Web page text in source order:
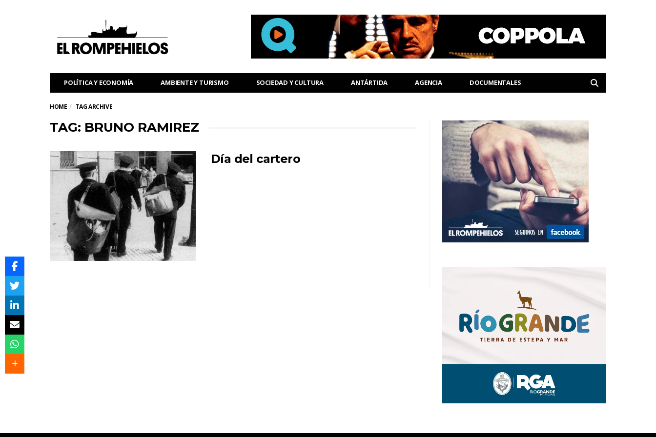
POLÍTICA Y ECONOMÍA AMBIENTE Y TURISMO SOCIEDAD Y CULTURA ANTÁRTIDA AGENCIA DOCUMENTALES
HOME TAG ARCHIVE
TAG: BRUNO RAMIREZ
Día del cartero